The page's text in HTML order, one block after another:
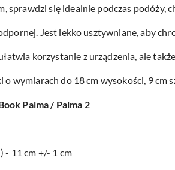
sprawdzi się idealnie podczas podóży,
Jest lekko usztywniane, aby
korzystanie z urządzenia, ale
o wymiarach do 18 cm wysokości, 9 cm
Palma / Palma 2
- 11 cm +/- 1 cm